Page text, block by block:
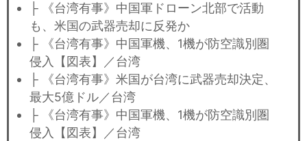
├ 《台湾有事》中国軍ドローン北部で活動
も、米国の武器売却に反発か
├ 《台湾有事》中国軍機、1機が防空識別圏
侵入【図表】／台湾
├ 《台湾有事》米国が台湾に武器売却決定、
最大5億ドル／台湾
├ 《台湾有事》中国軍機、1機が防空識別圏
侵入【図表】／台湾